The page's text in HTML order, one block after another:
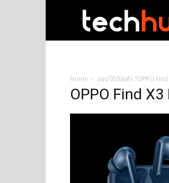
Home ออปโป้เปิดตัว “OPPO
OPPO Find